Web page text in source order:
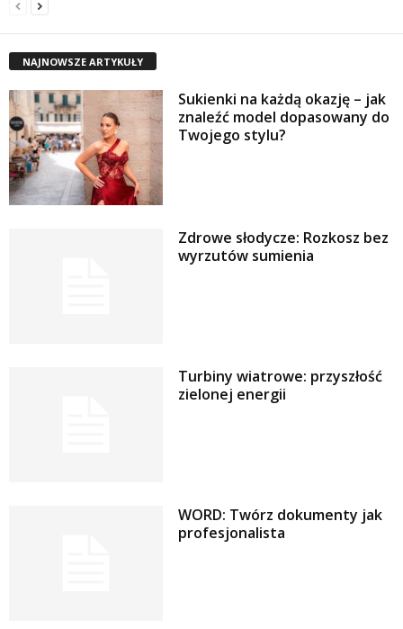
NAJNOWSZE ARTYKUŁY
Sukienki na każdą okazję – jak
znaleźć model dopasowany do
Twojego stylu?
Zdrowe słodycze: Rozkosz bez
wyrzutów sumienia
Turbiny wiatrowe: przyszłość
zielonej energii
WORD: Twórz dokumenty jak
profesjonalista